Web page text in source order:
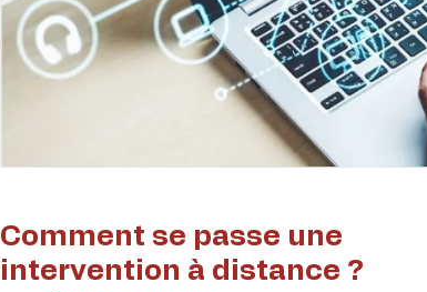
Comment se passe une
intervention à distance ?